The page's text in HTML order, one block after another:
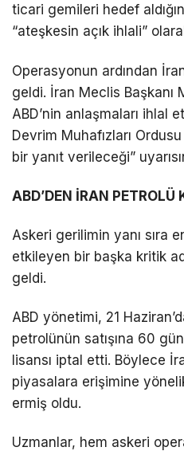
ticari gemileri hedef
“ateşkesin açık ihlali”
Operasyonun ardından
geldi. İran Meclis Başkanı
ABD’nin anlaşmaları ihlal
Devrim Muhafızları
bir yanıt verileceği”
ABD’DEN İRAN PETROLÜ
Askeri gerilimin yanı sıra
etkileyen bir başka kritik
geldi.
ABD yönetimi, 21
petrolünün satışına 60
lisansı iptal etti. Böylece
piyasalara erişimine
ermiş oldu.
Uzmanlar, hem askeri